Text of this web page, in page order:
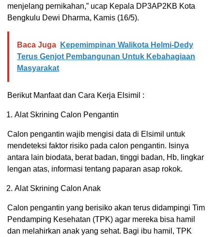
menjelang pernikahan,” ucap Kepala DP3AP2KB Kota
Bengkulu Dewi Dharma, Kamis (16/5).
Baca Juga
Kepemimpinan Walikota Helmi-Dedy
Terus Genjot Pembangunan Untuk Kebahagiaan
Masyarakat
Berikut Manfaat dan Cara Kerja Elsimil :
Alat Skrining Calon Pengantin
Calon pengantin wajib mengisi data di Elsimil untuk
mendeteksi faktor risiko pada calon pengantin. Isinya
antara lain biodata, berat badan, tinggi badan, Hb, lingkar
lengan atas, informasi tentang paparan asap rokok.
Alat Skrining Calon Anak
Calon pengantin yang berisiko akan terus didampingi Tim
Pendamping Kesehatan (TPK) agar mereka bisa hamil
dan melahirkan anak yang sehat. Bagi ibu hamil, TPK